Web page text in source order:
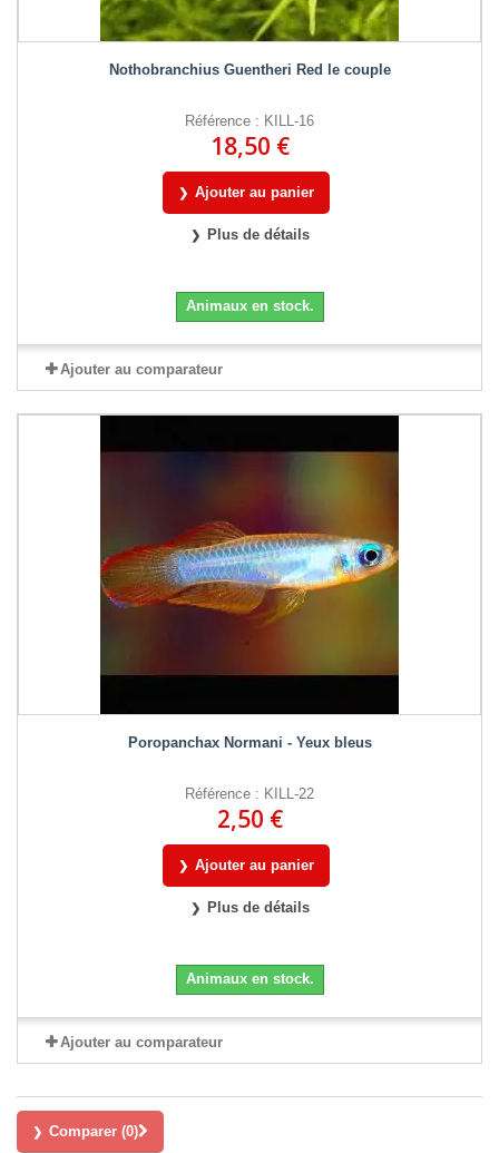
Nothobranchius Guentheri Red le couple
Référence : KILL-16
18,50 €
Ajouter au panier
Plus de détails
Animaux en stock.
Ajouter au comparateur
Poropanchax Normani - Yeux bleus
Référence : KILL-22
2,50 €
Ajouter au panier
Plus de détails
Animaux en stock.
Ajouter au comparateur
Comparer (0)